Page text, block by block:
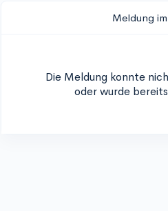
Meldung
Die Meldung konnte
oder wurde